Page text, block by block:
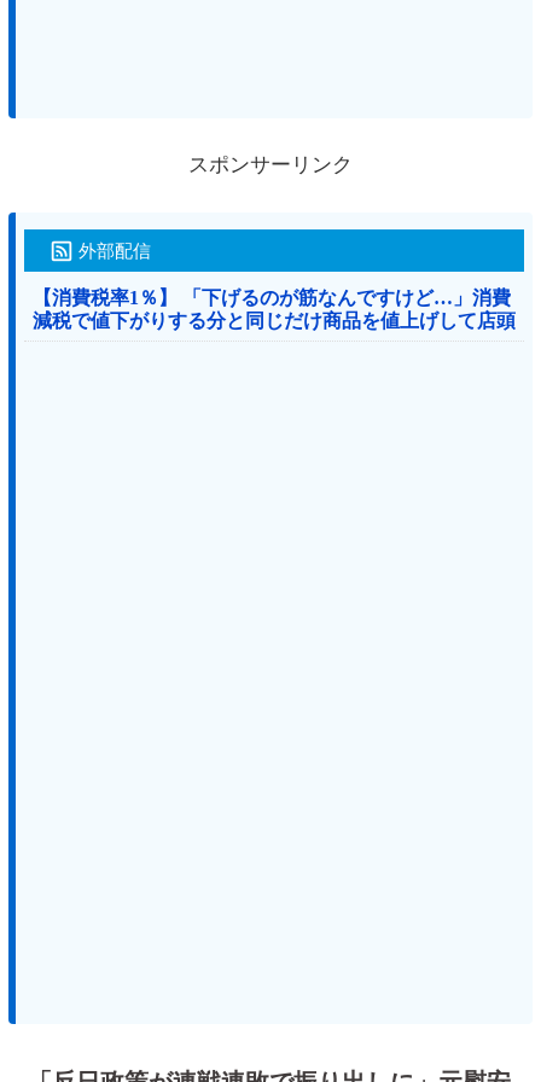
スポンサーリンク
外部配信
【消費税率1％】 「下げるのが筋なんですけど…」消費
減税で値下がりする分と同じだけ商品を値上げして店頭
価格を変えない店も